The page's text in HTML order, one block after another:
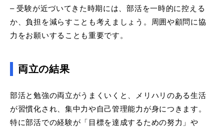
– 受験が近づいてきた時期には、部活を一時的に控える
か、負担を減らすことも考えましょう。周囲や顧問に協
力をお願いすることも重要です。
両立の結果
部活と勉強の両立がうまくいくと、メリハリのある生活
が習慣化され、集中力や自己管理能力が身につきます。
特に部活での経験が「目標を達成するための努力」や